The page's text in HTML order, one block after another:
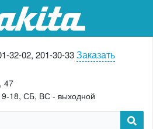
32-02, 201-30-33Заказать
47
18, СБ, ВС - выходной